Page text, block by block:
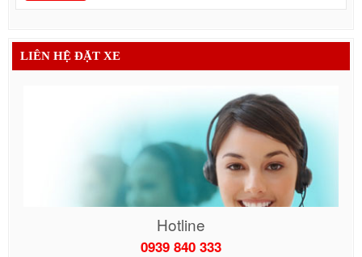
LIÊN HỆ ĐẶT XE
Hotline
0939 840 333